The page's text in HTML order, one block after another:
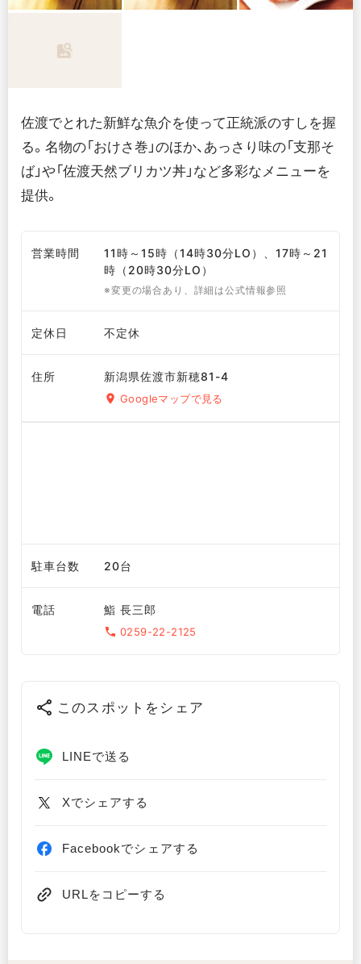
佐渡でとれた新鮮な魚介を使って正統派のすしを握
る。名物の「おけさ巻」のほか、あっさり味の「支那そ
ば」や「佐渡天然ブリカツ丼」など多彩なメニューを
提供。
営業時間
11時～15時（14時30分LO）、17時～21
時（20時30分LO）
※変更の場合あり、詳細は公式情報参照
定休日 不定休
住所 新潟県佐渡市新穂81-4
Googleマップで見る
駐車台数 20台
電話 鮨 長三郎
0259-22-2125
このスポットをシェア
LINEで送る
Xでシェアする
Facebookでシェアする
URLをコピーする